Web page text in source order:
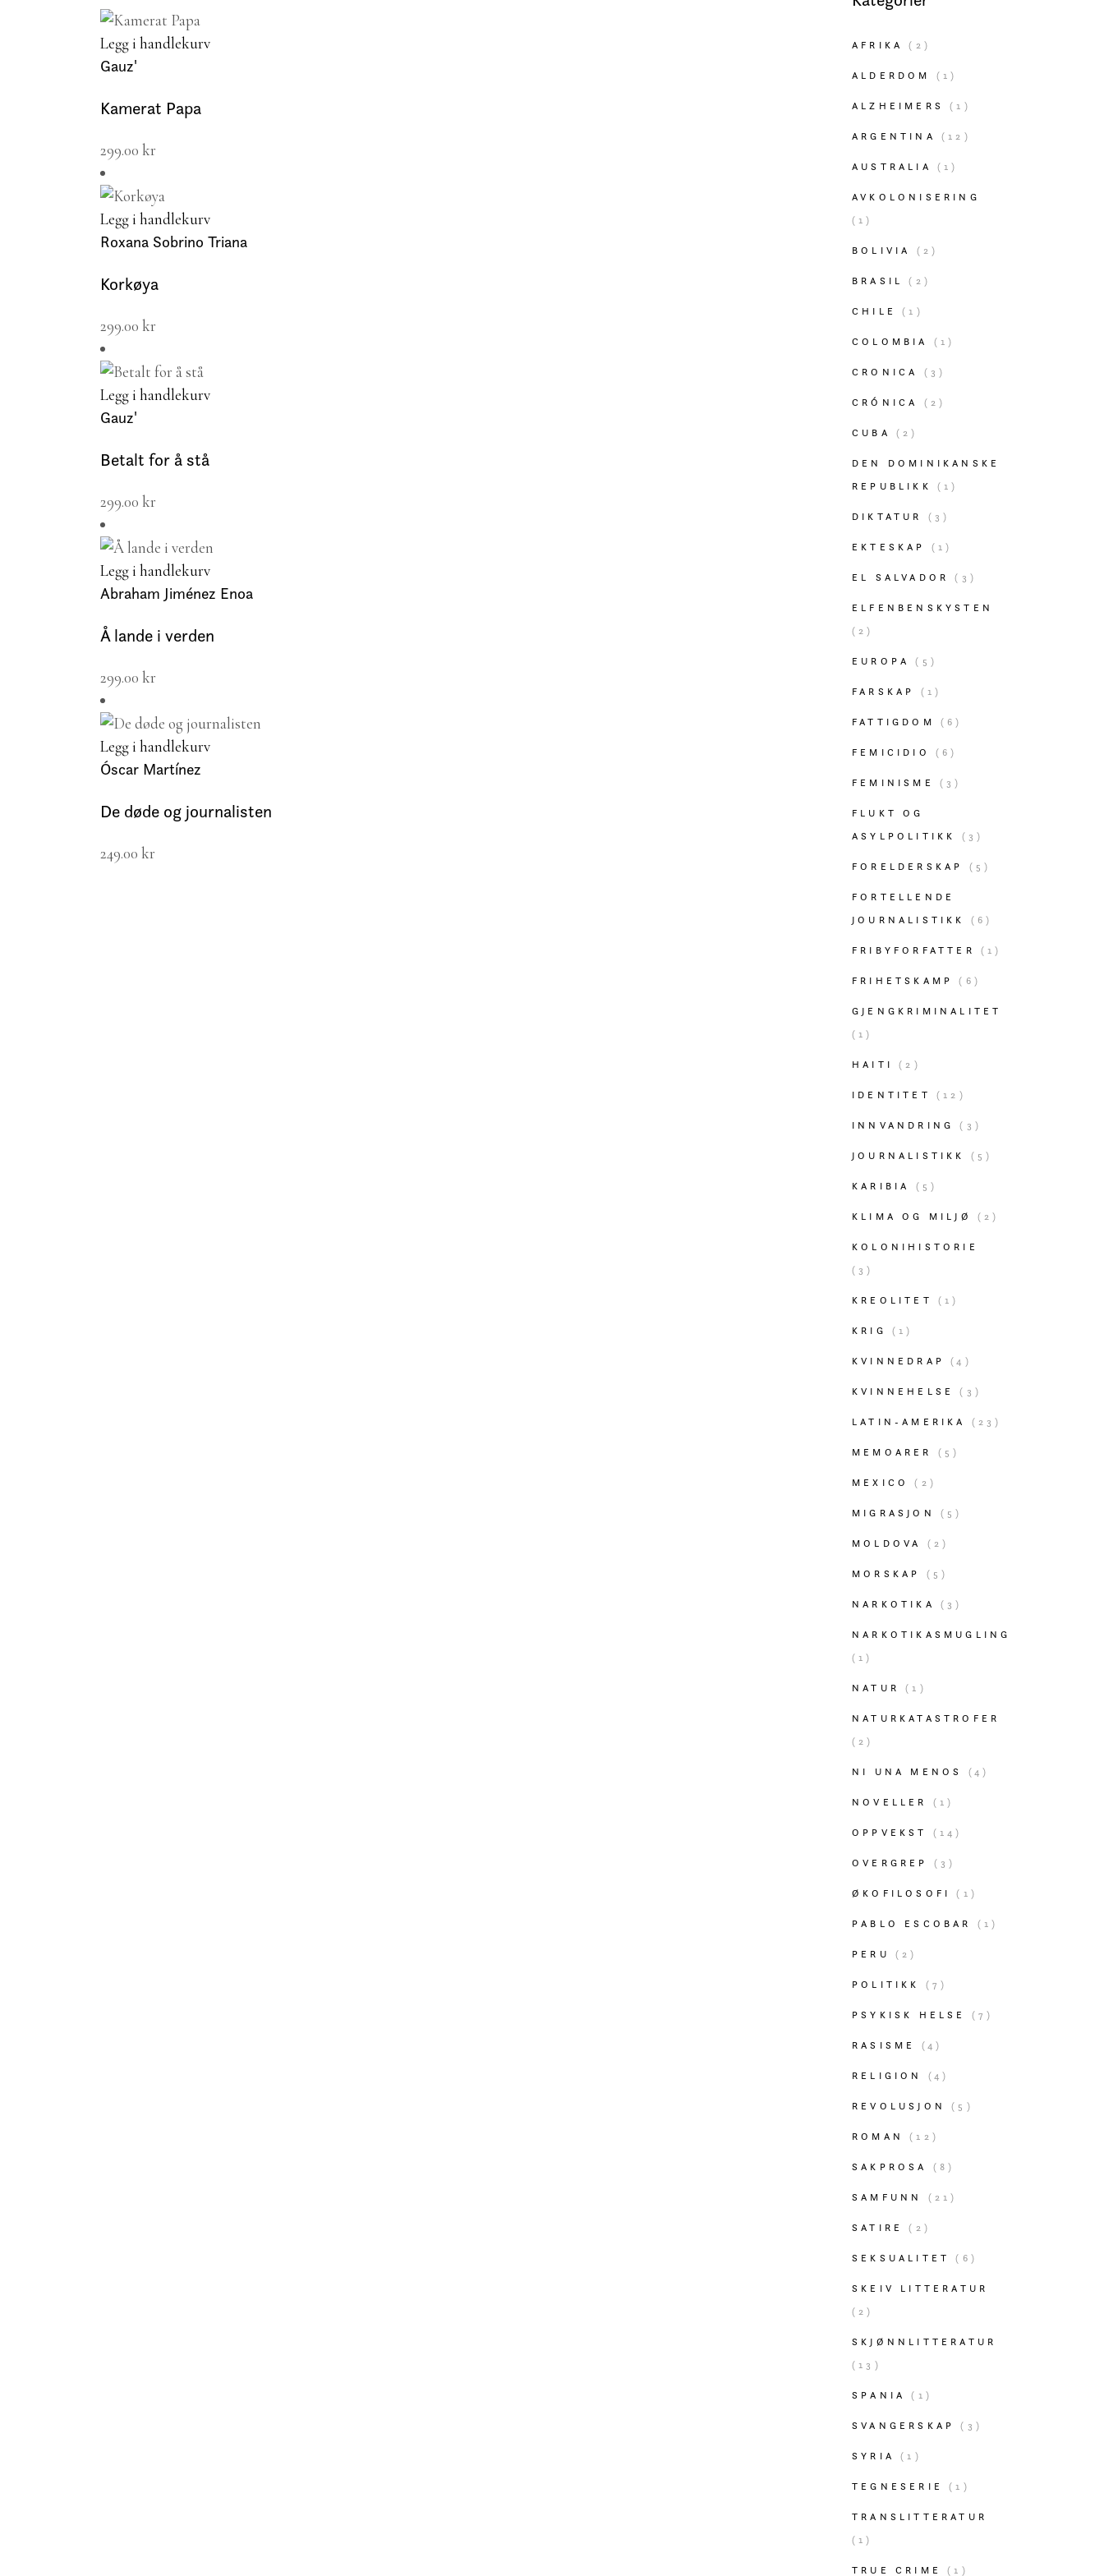
Legg i handlekurv
Gauz'
Kamerat Papa
299.00 kr
Legg i handlekurv
Roxana Sobrino Triana
Korkøya
299.00 kr
Legg i handlekurv
Gauz'
Betalt for å stå
299.00 kr
Legg i handlekurv
Abraham Jiménez Enoa
Å lande i verden
299.00 kr
Legg i handlekurv
Óscar Martínez
De døde og journalisten
249.00 kr
AFRIKA (2)
ALDERDOM (1)
ALZHEIMERS (1)
ARGENTINA (12)
AUSTRALIA (1)
AVKOLONISERING
(1)
BOLIVIA (2)
BRASIL (2)
CHILE (1)
COLOMBIA (1)
CRONICA (3)
CRÓNICA (2)
CUBA (2)
DEN DOMINIKANSKE
REPUBLIKK
(1)
DIKTATUR (3)
EKTESKAP (1)
EL SALVADOR (3)
ELFENBENSKYSTEN
(2)
EUROPA (5)
FARSKAP (1)
FATTIGDOM (6)
FEMICIDIO (6)
FEMINISME (3)
FLUKT OG
ASYLPOLITIKK
(3)
FORELDERSKAP (5)
FORTELLENDE
JOURNALISTIKK
(6)
FRIBYFORFATTER (1)
FRIHETSKAMP (6)
GJENGKRIMINALITET
(1)
HAITI (2)
IDENTITET (12)
INNVANDRING (3)
JOURNALISTIKK (5)
KARIBIA (5)
KLIMA OG MILJØ (2)
KOLONIHISTORIE
(3)
KREOLITET (1)
KRIG (1)
KVINNEDRAP (4)
KVINNEHELSE (3)
LATIN-AMERIKA (23)
MEMOARER (5)
MEXICO (2)
MIGRASJON (5)
MOLDOVA (2)
MORSKAP (5)
NARKOTIKA (3)
NARKOTIKASMUGLING
(1)
NATUR (1)
NATURKATASTROFER
(2)
NI UNA MENOS (4)
NOVELLER (1)
OPPVEKST (14)
OVERGREP (3)
ØKOFILOSOFI (1)
PABLO ESCOBAR (1)
PERU (2)
POLITIKK (7)
PSYKISK HELSE (7)
RASISME (4)
RELIGION (4)
REVOLUSJON (5)
ROMAN (12)
SAKPROSA (8)
SAMFUNN (21)
SATIRE (2)
SEKSUALITET (6)
SKEIV LITTERATUR
(2)
SKJØNNLITTERATUR
(13)
SPANIA (1)
SVANGERSKAP (3)
SYRIA (1)
TEGNESERIE (1)
TRANSLITTERATUR
(1)
TRUE CRIME (1)